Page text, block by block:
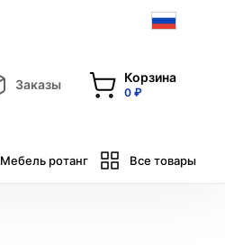
Заказы Корзина
0 ₽
Мебель ротанг Все товары